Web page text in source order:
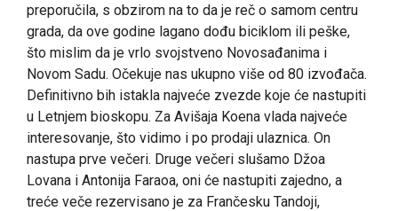
preporučila, s obzirom na to da je reč o samom centru
grada, da ove godine lagano dođu biciklom ili peške,
što mislim da je vrlo svojstveno Novosađanima i
Novom Sadu. Očekuje nas ukupno više od 80 izvođača.
Definitivno bih istakla najveće zvezde koje će nastupiti
u Letnjem bioskopu. Za Avišaja Koena vlada najveće
interesovanje, što vidimo i po prodaji ulaznica. On
nastupa prve večeri. Druge večeri slušamo Džoa
Lovana i Antonija Faraoa, oni će nastupiti zajedno, a
treće veče rezervisano je za Frančesku Tandoji,